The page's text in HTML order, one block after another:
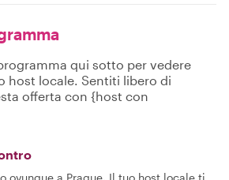
qui sotto per vedere
host locale. Sentiti libero di
offerta con {host con
ovunque a Prague. Il tuo host locale ti